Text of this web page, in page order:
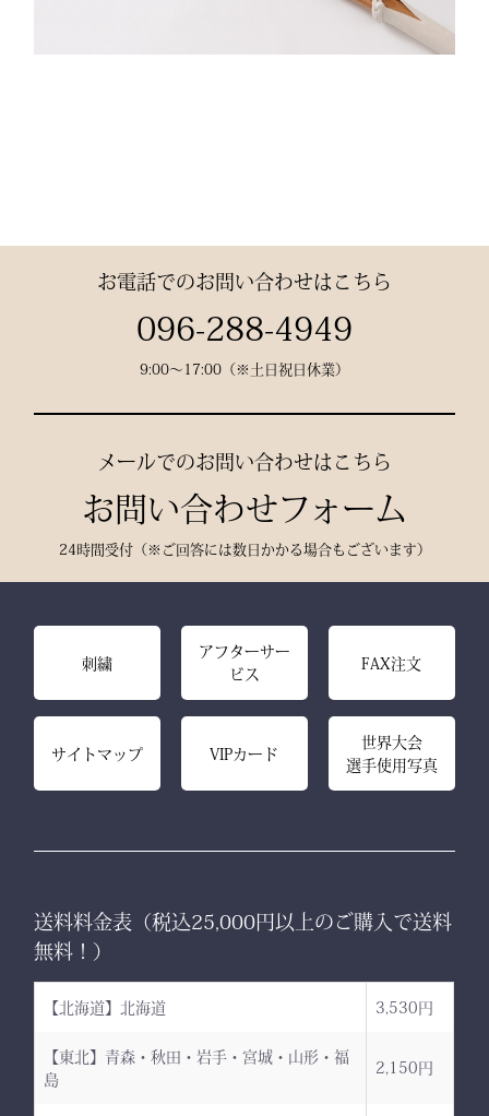
本最古クラスの木綿生地。
熟練職人の 丁寧な縫製
お電話でのお問い合わせはこちら
096-288-4949
9:00〜17:00（※土日祝日休業）
メールでのお問い合わせはこちら
お問い合わせフォーム
24時間受付（※ご回答には数日かかる場合もございます）
刺繍
アフターサー
ビス
FAX注文
サイトマップ VIPカード
世界大会
選手使用写真
送料料金表（税込25,000円以上のご購入で送料
無料！）
【北海道】北海道 3,530円
【東北】青森・秋田・岩手・宮城・山形・福
島
2,150円